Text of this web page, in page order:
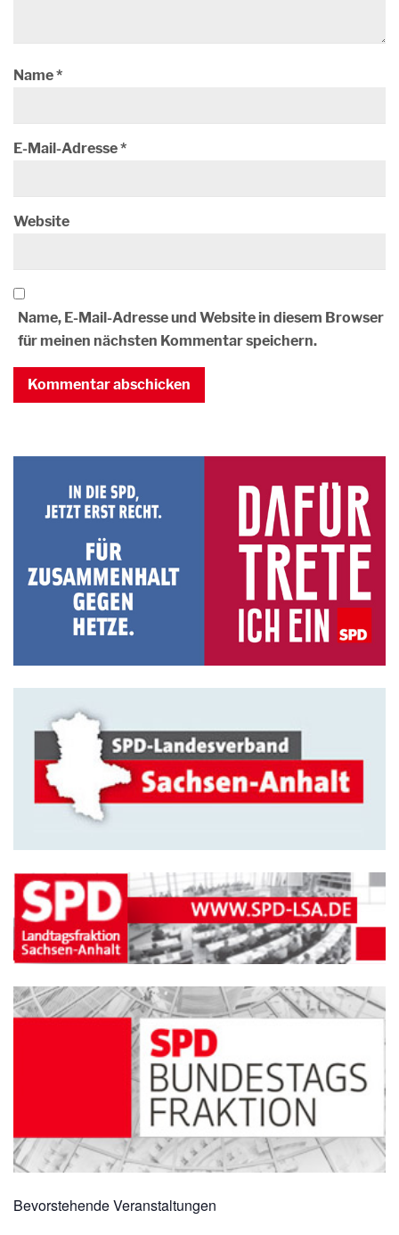
Name*
E-Mail-Adresse*
Website
Name, E-Mail-Adresse und Website in diesem Browser
für meinen nächsten Kommentar speichern.
Bevorstehende Veranstaltungen